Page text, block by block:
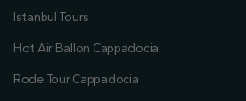
Istanbul Tours
Hot Air Ballon Cappadocia
Rode Tour Cappadocia